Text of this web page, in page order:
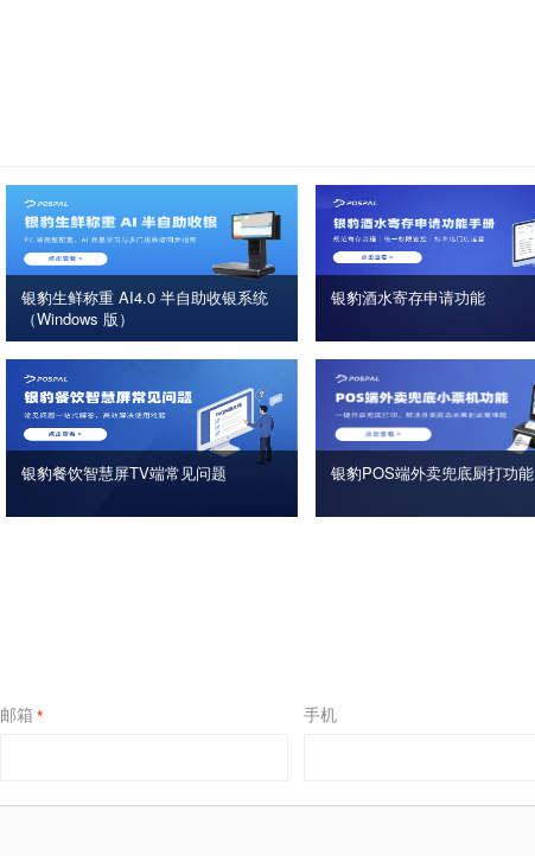
银豹生鲜称重 AI4.0 半自助收银系统
（Windows 版）
银豹酒水寄存申请功能
银豹餐饮智慧屏TV端常见问题 银豹POS端外卖兜底厨打功能
邮箱 * 手机